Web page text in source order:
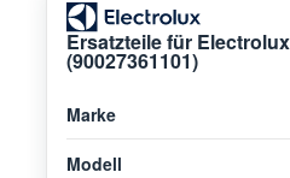
Ersatzteile für
(90027361101)
Marke
Modell